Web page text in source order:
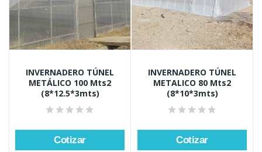
INVERNADERO TÚNEL
METÁLICO 100 Mts2
(8*12.5*3mts)
Cotizar
INVERNADERO TÚNEL
METALICO 80 Mts2
(8*10*3mts)
Cotizar